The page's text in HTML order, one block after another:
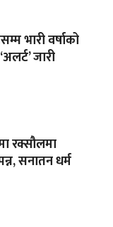
भारी वर्षाको
जारी
रक्सौलमा
सनातन धर्म